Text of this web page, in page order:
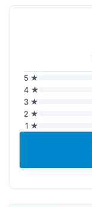
5 ★
4 ★
3 ★
2 ★
1 ★